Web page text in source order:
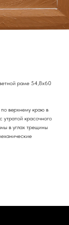
раме 54,8x60
верхнему краю в
утратой красочного
в углах трещины